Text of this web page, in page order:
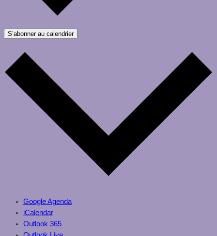
S’abonner au calendrier
Google Agenda
iCalendar
Outlook 365